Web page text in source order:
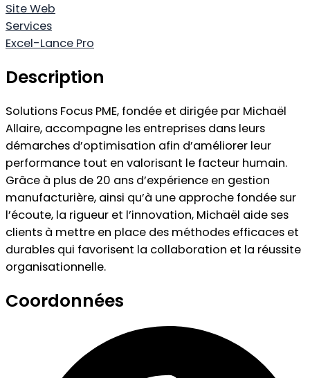
Site Web
Services
Excel-Lance Pro
Description
Solutions Focus PME, fondée et dirigée par Michaël
Allaire, accompagne les entreprises dans leurs
démarches d’optimisation afin d’améliorer leur
performance tout en valorisant le facteur humain.
Grâce à plus de 20 ans d’expérience en gestion
manufacturière, ainsi qu’à une approche fondée sur
l’écoute, la rigueur et l’innovation, Michaël aide ses
clients à mettre en place des méthodes efficaces et
durables qui favorisent la collaboration et la réussite
organisationnelle.
Coordonnées